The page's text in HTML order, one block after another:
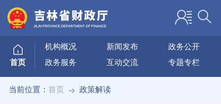
首页
机构概况 新闻发布
政务公开
政务服务
互动交流 专题专栏
当前位置：首页 政策解读